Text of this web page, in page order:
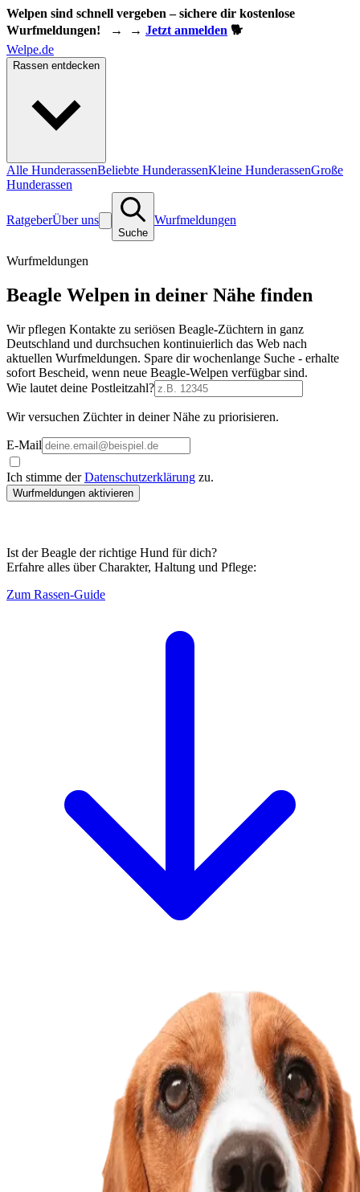
Welpen sind schnell vergeben – sichere dir kostenlose
Wurfmeldungen! → → Jetzt anmelden 🐕
Welpe.de
Rassen entdecken
Alle HunderassenBeliebte HunderassenKleine HunderassenGroße
Hunderassen
RatgeberÜber uns
Suche
Wurfmeldungen
Wurfmeldungen
Beagle Welpen in deiner Nähe finden
Wir pflegen Kontakte zu seriösen Beagle-Züchtern in ganz
Deutschland und durchsuchen kontinuierlich das Web nach
aktuellen Wurfmeldungen. Spare dir wochenlange Suche - erhalte
sofort Bescheid, wenn neue Beagle-Welpen verfügbar sind.
Wie lautet deine Postleitzahl?
Wir versuchen Züchter in deiner Nähe zu priorisieren.
E-Mail
Ich stimme derDatenschutzerklärung zu.
Wurfmeldungen aktivieren
Ist der Beagle der richtige Hund für dich?
Erfahre alles über Charakter, Haltung und Pflege:
Zum Rassen-Guide